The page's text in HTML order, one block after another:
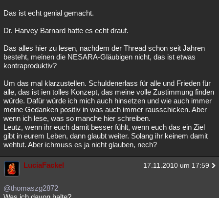
Das ist echt genial gemacht.
Dr. Harvey Barnard hatte es echt drauf.
Das alles hier zu lesen, nachdem der Thread schon seit Jahren
besteht, meinen die NESARA-Gläubigen nicht, das ist etwas
kontraproduktiv?
Um das mal klarzustellen. Schuldenerlass für alle und Frieden für
alle, das ist ien tolles Konzept, das meine volle Zustimmung finden
würde. Dafür würde ich mich auch hinsetzen und wie auch immer
meine Gedanken positiv in was auch immer rausschicken. Aber
wenn ich lese, was so manche hier schreiben.
Leutz, wenn ihr euch damit besser fühlt, wenn euch das ein Ziel
gibt in eurem Leben, dann glaubt weiter. Solang ihr keinem damit
wehtut. Aber ichmuss es ja nicht glauben, nech?
LuciaFackel 17.11.2010 um 17:59
@thomaszg2872